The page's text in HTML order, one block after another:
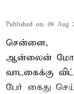
Published on: 09 Aug
சென்னை,
ஆன்லைன்
வாடகைக்கு
பேர் கைது